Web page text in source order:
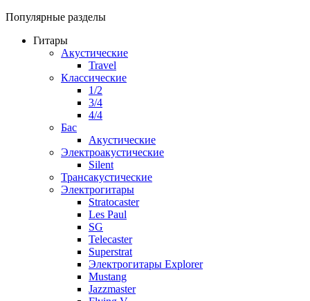
Популярные разделы
Гитары
Акустические
Travel
Классические
1/2
3/4
4/4
Бас
Акустические
Электроакустические
Silent
Трансакустические
Электрогитары
Stratocaster
Les Paul
SG
Telecaster
Superstrat
Электрогитары Explorer
Mustang
Jazzmaster